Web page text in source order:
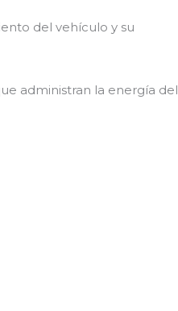
del vehículo y su
administran la energía del